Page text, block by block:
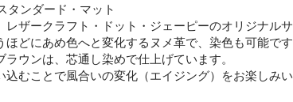
タンダード・マット
レザークラフト・ドット・ジェーピーのオリジナル
どにあめ色へと変化するヌメ革で、染色も可能です
ウンは、芯通し染めで仕上げています。
込むことで風合いの変化（エイジング）をお楽しみい